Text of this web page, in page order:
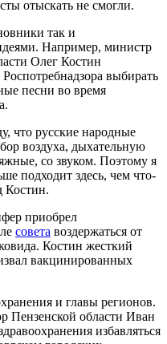
отыскать не смогли.
так и
Например, министр
Олег Костин
выбирать
песни во время
что русские народные
воздуха, дыхательную
со звуком. Поэтому я
подходит здесь, чем что-
Костин.
приобрел
совета воздержаться от
Костин жесткий
вакцинированных
и главы регионов.
Пензенской области Иван
избавляться